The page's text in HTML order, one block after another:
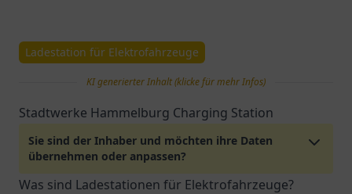
Ladestation für Elektrofahrzeuge
KI generierter Inhalt (klicke für mehr Infos)
Stadtwerke Hammelburg Charging Station
Sie sind der Inhaber und möchten ihre Daten
übernehmen oder anpassen?
Was sind Ladestationen für Elektrofahrzeuge?